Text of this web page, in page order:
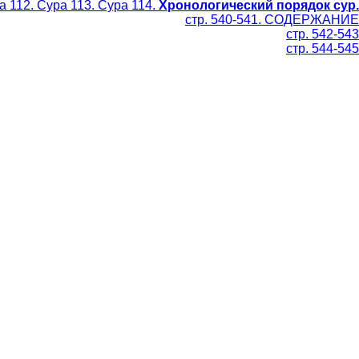
112. Сура 113. Сура 114. Хронологический порядок сур.
стр. 540-541. СОДЕРЖАНИЕ
стр. 542-543
стр. 544-545